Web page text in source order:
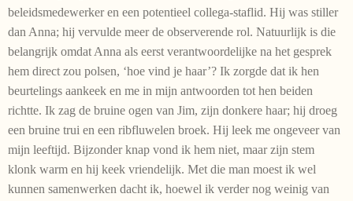
beleidsmedewerker en een potentieel collega-staflid. Hij was stiller
dan Anna; hij vervulde meer de observerende rol. Natuurlijk is die
belangrijk omdat Anna als eerst verantwoordelijke na het gesprek
hem direct zou polsen, ‘hoe vind je haar’? Ik zorgde dat ik hen
beurtelings aankeek en me in mijn antwoorden tot hen beiden
richtte. Ik zag de bruine ogen van Jim, zijn donkere haar; hij droeg
een bruine trui en een ribfluwelen broek. Hij leek me ongeveer van
mijn leeftijd. Bijzonder knap vond ik hem niet, maar zijn stem
klonk warm en hij keek vriendelijk. Met die man moest ik wel
kunnen samenwerken dacht ik, hoewel ik verder nog weinig van